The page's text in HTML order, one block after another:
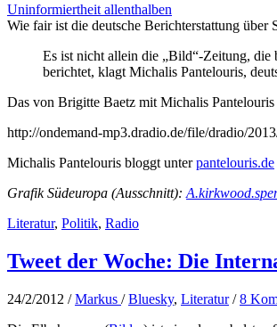
Uninformiertheit allenthalben
Wie fair ist die deutsche Berichterstattung über
Es ist nicht allein die „Bild“-Zeitung, die
berichtet, klagt Michalis Pantelouris,
Das von Brigitte Baetz mit Michalis
http://ondemand-mp3.dradio.de/file/dradio/
Michalis Pantelouris bloggt unterpantelouris.de
Grafik Südeuropa (Ausschnitt):
Literatur, Politik, Radio
Tweet der Woche: Die
24/2/2012 /Markus /Bluesky, Literatur/8